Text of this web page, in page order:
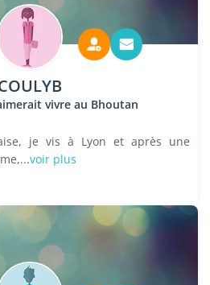
vivre au Bhoutan
je vis à Lyon et après une
voir plus